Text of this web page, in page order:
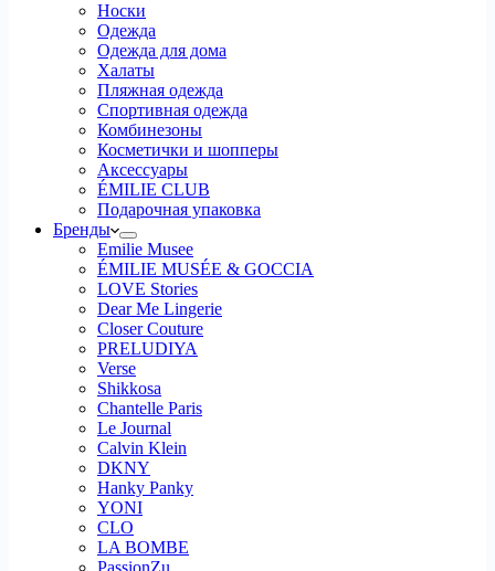
Носки
Одежда
Одежда для дома
Халаты
Пляжная одежда
Спортивная одежда
Комбинезоны
Косметички и шопперы
Аксессуары
ÉMILIE CLUB
Подарочная упаковка
Бренды
Emilie Musee
ÉMILIE MUSÉE & GOCCIA
LOVE Stories
Dear Me Lingerie
Closer Couture
PRELUDIYA
Verse
Shikkosa
Chantelle Paris
Le Journal
Calvin Klein
DKNY
Hanky Panky
YONI
CLO
LA BOMBE
PassionZu